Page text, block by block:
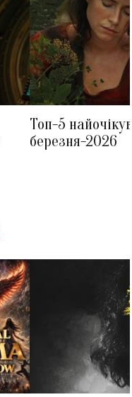
Топ-5
березня-2026